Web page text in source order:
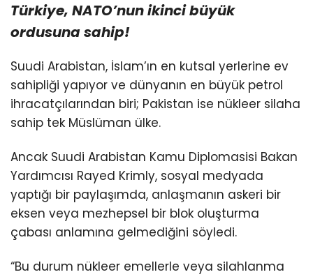
Türkiye, NATO’nunikinci büyük
ordusuna sahip!
Suudi Arabistan, İslam’ın en kutsal yerlerine ev
sahipliği yapıyor ve dünyanın en büyük petrol
ihracatçılarından biri; Pakistan ise nükleer silaha
sahip tek Müslüman ülke.
Ancak Suudi Arabistan Kamu Diplomasisi Bakan
Yardımcısı Rayed Krimly, sosyal medyada
yaptığı bir paylaşımda, anlaşmanın askeri bir
eksen veya mezhepsel bir blok oluşturma
çabası anlamına gelmediğini söyledi.
“Bu durum nükleer emellerle veya silahlanma